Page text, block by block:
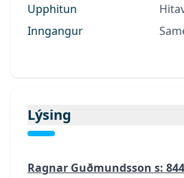
Upphitun
Inngangur
Lýsing
Ragnar Guðmundsson s: